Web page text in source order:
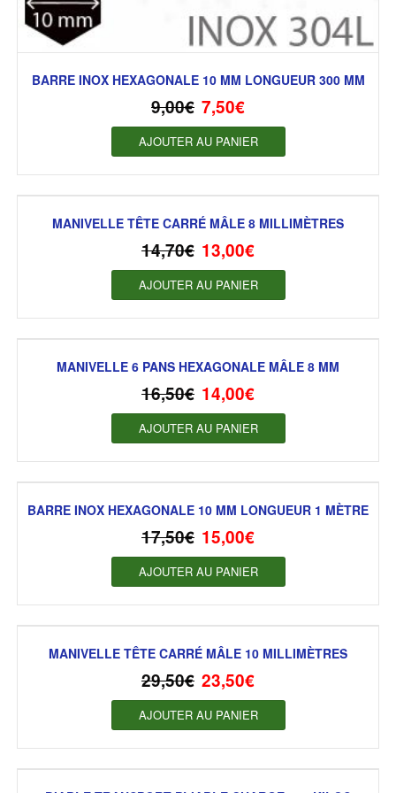
BARRE INOX HEXAGONALE 10 MM LONGUEUR 300 MM
9,00€ 7,50€
AJOUTER AU PANIER
MANIVELLE TÊTE CARRÉ MÂLE 8 MILLIMÈTRES
14,70€ 13,00€
AJOUTER AU PANIER
MANIVELLE 6 PANS HEXAGONALE MÂLE 8 MM
16,50€ 14,00€
AJOUTER AU PANIER
BARRE INOX HEXAGONALE 10 MM LONGUEUR 1 MÈTRE
17,50€ 15,00€
AJOUTER AU PANIER
MANIVELLE TÊTE CARRÉ MÂLE 10 MILLIMÈTRES
29,50€ 23,50€
AJOUTER AU PANIER